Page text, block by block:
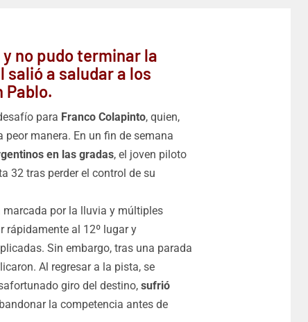
no pudo terminar la
a saludar a los
Pablo.
para Franco Colapinto, quien,
manera. En un fin de semana
en las gradas, el joven piloto
32 tras perder el control de su
marcada por la lluvia y múltiples
rápidamente al 12º lugar y
Sin embargo, tras una parada
Al regresar a la pista, se
giro del destino, sufrió
la competencia antes de